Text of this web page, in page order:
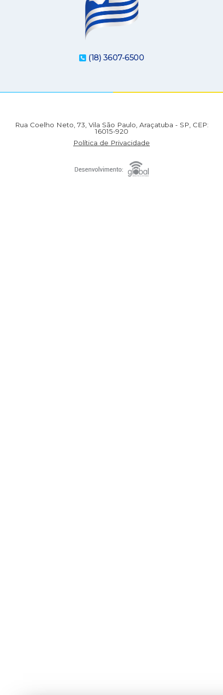
(18) 3607-6500
Rua Coelho Neto, 73, Vila São Paulo, Araçatuba - SP, CEP:
16015-920
Política de Privacidade